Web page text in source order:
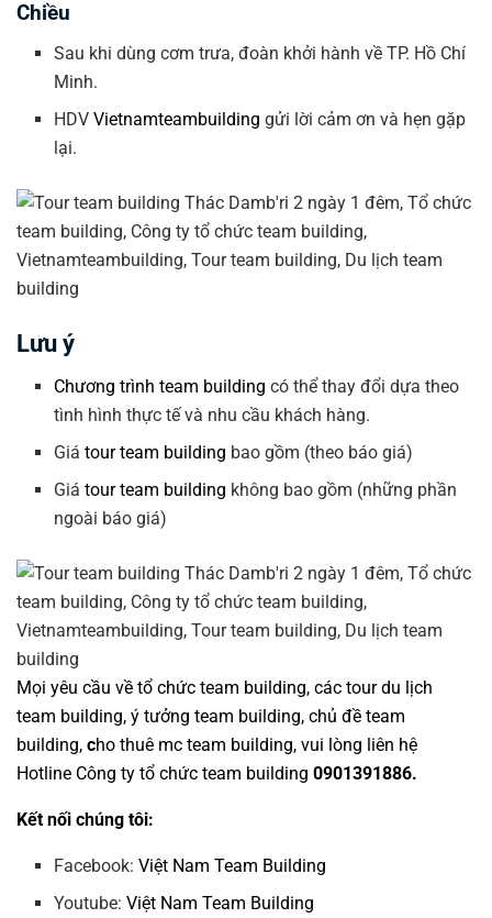
Chiều
Sau khi dùng cơm trưa, đoàn khởi hành về TP. Hồ Chí
Minh.
HDVVietnamteambuilding gửi lời cảm ơn và hẹn gặp
lại.
Lưu ý
Chương trình team building có thể thay đổi dựa theo
tình hình thực tế và nhu cầu khách hàng.
Giátour team building bao gồm (theo báo giá)
Giátour team building không bao gồm (những phần
ngoài báo giá)
Mọi yêu cầu về tổ chức team building, các tourdu lịch
team building, ý tưởng team building, chủ đề team
building, cho thuê mc team building, vui lòng liên hệ
Hotline Công ty tổ chức team building 0901391886.
Kết nối chúng tôi:
Facebook:Việt Nam Team Building
Youtube:Việt Nam Team Building